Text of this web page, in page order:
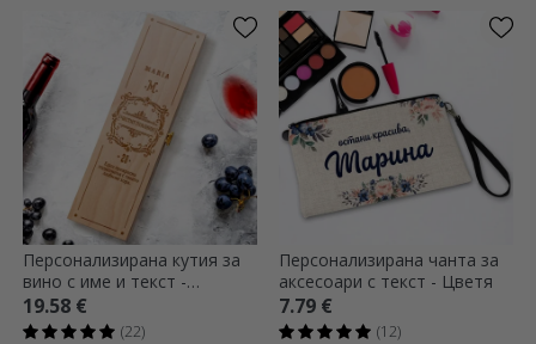
Персонализирана кутия за
вино с име и текст -
Елегантен модел
19.58 €
(22)
Персонализирана чанта за
аксесоари с текст - Цветя
7.79 €
(12)